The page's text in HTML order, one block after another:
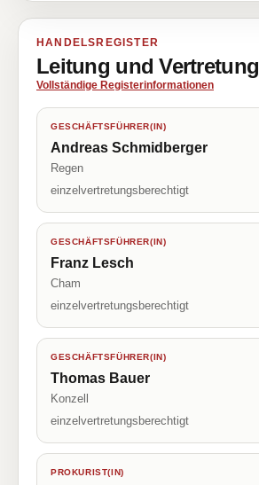
HANDELSREGISTER
Leitung und Vertretung
Vollständige Registerinformationen
GESCHÄFTSFÜHRER(IN)
Andreas Schmidberger
Regen
einzelvertretungsberechtigt
GESCHÄFTSFÜHRER(IN)
Franz Lesch
Cham
einzelvertretungsberechtigt
GESCHÄFTSFÜHRER(IN)
Thomas Bauer
Konzell
einzelvertretungsberechtigt
PROKURIST(IN)